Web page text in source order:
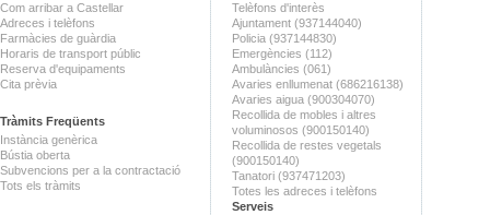
Com arribar a Castellar
Adreces i telèfons
Farmàcies de guàrdia
Horaris de transport públic
Reserva d'equipaments
Cita prèvia
Tràmits Freqüents
Instància genèrica
Bústia oberta
Subvencions per a la contractació
Tots els tràmits
Telèfons d'interès
Ajuntament (937144040)
Policia (937144830)
Emergències (112)
Ambulàncies (061)
Avaries enllumenat (686216138)
Avaries aigua (900304070)
Recollida de mobles i altres
voluminosos (900150140)
Recollida de restes vegetals
(900150140)
Tanatori (937471203)
Totes les adreces i telèfons
Serveis